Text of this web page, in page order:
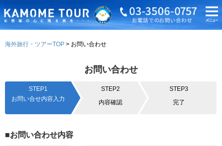
海外旅行・ツアーTOP お問い合わせ
お問い合わせ
STEP1
お問い合せ内容入力
STEP2
内容確認
STEP3
完了
■お問い合わせ内容